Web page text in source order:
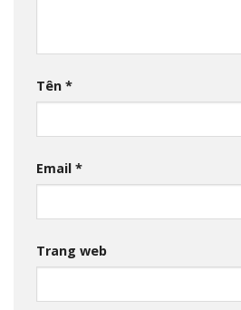
Tên *
Email *
Trang web